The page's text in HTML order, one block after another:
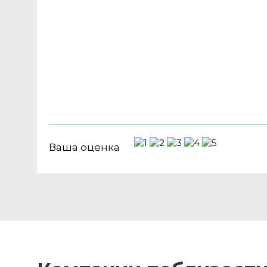
Ваша оценка